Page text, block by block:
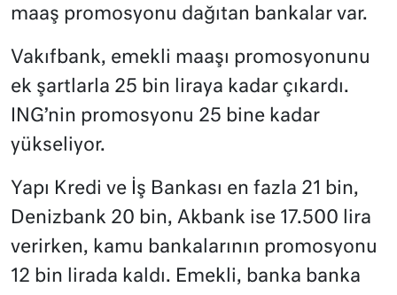
maaş promosyonu dağıtan bankalar var.
Vakıfbank, emekli maaşı promosyonunu
ek şartlarla 25 bin liraya kadar çıkardı.
ING’nin promosyonu 25 bine kadar
yükseliyor.
Yapı Kredi ve İş Bankası en fazla 21 bin,
Denizbank 20 bin, Akbank ise 17.500 lira
verirken, kamu bankalarının promosyonu
12 bin lirada kaldı. Emekli, banka banka